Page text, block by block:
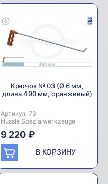
Крючок № 03 (Ø 6 мм,
длина 490 мм, оранжевый)
Артикул: 73
Производитель:
Nussle Spezialwerkzeuge
9 220 ₽
В КОРЗИНУ